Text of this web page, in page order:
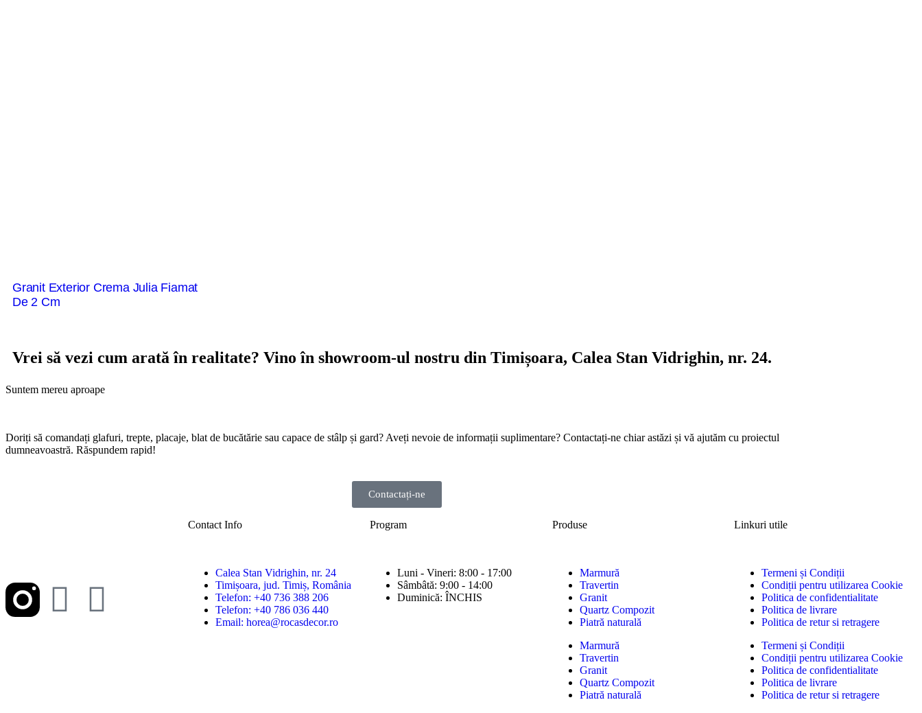
Granit Exterior Crema Julia Fiamat
De 2 Cm
Vrei să vezi cum arată în realitate? Vino în showroom-ul nostru din Timișoara, Calea Stan Vidrighin, nr. 24.
Suntem mereu aproape
Doriți să comandați glafuri, trepte, placaje, blat de bucătărie sau capace de stâlp și gard? Aveți nevoie de informații suplimentare? Contactați-ne chiar astăzi și vă ajutăm cu proiectul
dumneavoastră. Răspundem rapid!
Contactați-ne
Contact Info
Calea Stan Vidrighin, nr. 24
Timișoara, jud. Timiș, România
Telefon: +40 736 388 206
Telefon: +40 786 036 440
Email: horea@rocasdecor.ro
Program
Luni - Vineri: 8:00 - 17:00
Sâmbâtă: 9:00 - 14:00
Duminică: ÎNCHIS
Produse
Marmură
Travertin
Granit
Quartz Compozit
Piatră naturală
Marmură
Travertin
Granit
Quartz Compozit
Piatră naturală
Linkuri utile
Termeni și Condiții
Condiții pentru utilizarea Cookie
Politica de confidentialitate
Politica de livrare
Politica de retur si retragere
Termeni și Condiții
Condiții pentru utilizarea Cookie
Politica de confidentialitate
Politica de livrare
Politica de retur si retragere